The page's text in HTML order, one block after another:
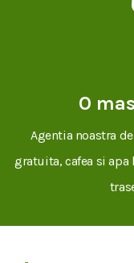
O
Agentia noastra
gratuita, cafea si